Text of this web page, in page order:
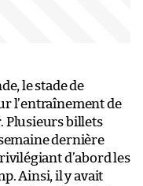
le stade de
l’entraînement de
Plusieurs billets
dernière
d’abord les
Ainsi, il y avait